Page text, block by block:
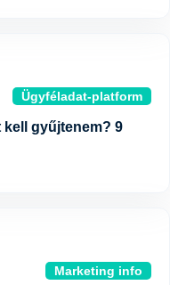
Ügyféladat-platform
kell gyűjtenem? 9
Marketing info